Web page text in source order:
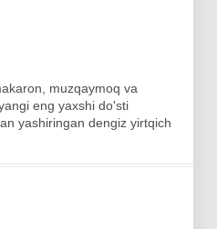
muzqaymoq va
eng yaxshi do'sti
yashiringan dengiz yirtqich